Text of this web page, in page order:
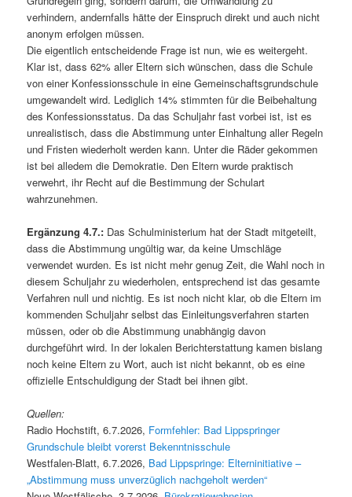
verhindern, andernfalls hätte der Einspruch direkt und auch nicht
anonym erfolgen müssen.
Die eigentlich entscheidende Frage ist nun, wie es weitergeht.
Klar ist, dass 62% aller Eltern sich wünschen, dass die Schule
von einer Konfessionsschule in eine Gemeinschaftsgrundschule
umgewandelt wird. Lediglich 14% stimmten für die Beibehaltung
des Konfessionsstatus. Da das Schuljahr fast vorbei ist, ist es
unrealistisch, dass die Abstimmung unter Einhaltung aller Regeln
und Fristen wiederholt werden kann. Unter die Räder gekommen
ist bei alledem die Demokratie. Den Eltern wurde praktisch
verwehrt, ihr Recht auf die Bestimmung der Schulart
wahrzunehmen.
Ergänzung 4.7.: Das Schulministerium hat der Stadt mitgeteilt,
dass die Abstimmung ungültig war, da keine Umschläge
verwendet wurden. Es ist nicht mehr genug Zeit, die Wahl noch in
diesem Schuljahr zu wiederholen, entsprechend ist das gesamte
Verfahren null und nichtig. Es ist noch nicht klar, ob die Eltern im
kommenden Schuljahr selbst das Einleitungsverfahren starten
müssen, oder ob die Abstimmung unabhängig davon
durchgeführt wird. In der lokalen Berichterstattung kamen bislang
noch keine Eltern zu Wort, auch ist nicht bekannt, ob es eine
offizielle Entschuldigung der Stadt bei ihnen gibt.
Quellen:
Radio Hochstift, 6.7.2026, Formfehler: Bad Lippspringer
Grundschule bleibt vorerst Bekenntnisschule
Westfalen-Blatt, 6.7.2026, Bad Lippspringe: Elterninitiative –
„Abstimmung muss unverzüglich nachgeholt werden“